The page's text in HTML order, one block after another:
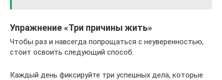
Упражнение «Три причины жить»
Чтобы раз и навсегда попрощаться с неуверенностью,
стоит освоить следующий способ.
Каждый день фиксируйте три успешных дела, которые